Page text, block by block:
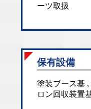
ーツ取扱
保有設備
塗装ブース基
ロン回収装置